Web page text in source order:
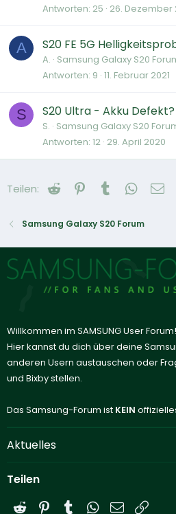
Antworten 25 26. Dezember
A S20 FE 5G
A. Samsung Galaxy S20
Antworten 9 11. Februar 2021
S S20 Ultra - Akku
S. Samsung Galaxy S20
Antworten 12 29. April 2020
Teilen: Reddit Pinterest
Tumblr
Samsung Galaxy S20 Forum
Willkommen im SAMSUNG User Forum!
Hier kannst du dich über deine
anderen Usern austauschen oder
und Bixby stellen.
Das Samsung-Forum ist KEIN
Aktuelles
Teilen
Reddit PinterestTumblrWhatsApp
E-Mail